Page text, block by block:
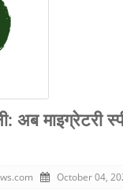
माइग्रेटरी
October 04,